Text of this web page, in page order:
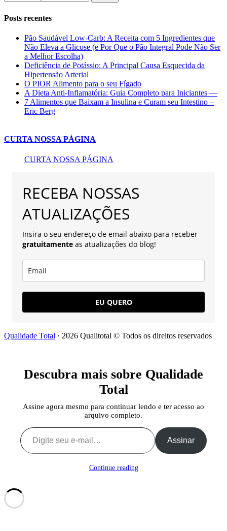
Posts recentes
Pão Saudável Low-Carb: A Receita com 5 Ingredientes que
Não Eleva a Glicose (e Por Que o Pão Integral Pode Não Ser
a Melhor Escolha)
Deficiência de Potássio: A Principal Causa Esquecida da
Hipertensão Arterial
O PIOR Alimento para o seu Fígado
A Dieta Anti-Inflamatória: Guia Completo para Iniciantes —
7 Alimentos que Baixam a Insulina e Curam seu Intestino –
Eric Berg
CURTA NOSSA PÁGINA
CURTA NOSSA PÁGINA
RECEBA NOSSAS
ATUALIZAÇÕES
Insira o seu endereço de email abaixo para receber
gratuitamente as atualizações do blog!
EU QUERO
Qualidade Total · 2026 Qualitotal © Todos os direitos reservados
Descubra mais sobre Qualidade
Total
Assine agora mesmo para continuar lendo e ter acesso ao
arquivo completo.
Digite seu e-mail…
Assinar
Continue reading